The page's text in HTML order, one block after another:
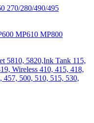
270/280/490/495
MP610 MP800
5810, 5820,Ink Tank 115,
Wireless 410, 415, 418,
457, 500, 510, 515, 530,